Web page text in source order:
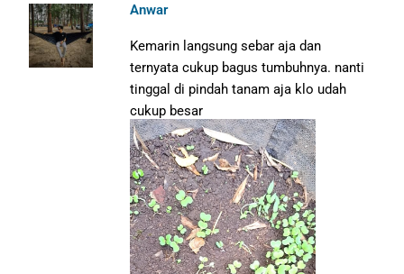
Anwar
Kemarin langsung sebar aja dan
ternyata cukup bagus tumbuhnya. nanti
tinggal di pindah tanam aja klo udah
cukup besar